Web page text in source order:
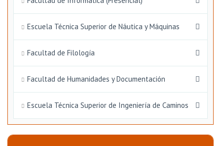
Escuela Técnica Superior de Náutica y Máquinas
Facultad de Filología
Facultad de Humanidades y Documentación
Escuela Técnica Superior de Ingeniería de Caminos